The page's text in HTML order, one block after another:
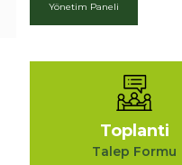
Yönetim Paneli
Toplanti
Talep Formu